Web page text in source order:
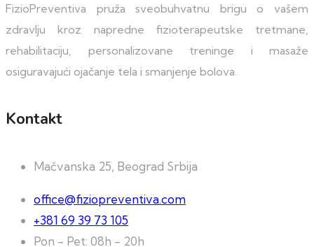
FizioPreventiva pruža sveobuhvatnu brigu o vašem
zdravlju kroz napredne fizioterapeutske tretmane,
rehabilitaciju, personalizovane treninge i masaže
osiguravajući ojačanje tela i smanjenje bolova.
Kontakt
Mačvanska 25, Beograd Srbija
office@fiziopreventiva.com
+381 69 39 73 105
Pon - Pet: 08h - 20h